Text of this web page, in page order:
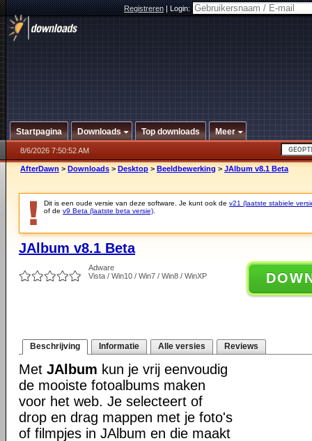
Registreren|Login:
Startpagina Downloads Top downloads Meer
8/6/2026 7:50:52 AM
AfterDawn > Downloads > Desktop > Beeldbewerking > JAlbum v8.1 Beta
Dit is een oude versie van deze software. Je kunt ook de v21 (laatste stabiele
of de v9 Beta (laatste beta versie)
JAlbum v8.1 Beta
Adware
Vista / Win10 / Win7 / Win8 / WinXP
Beschrijving Informatie Alle versies Reviews
Met JAlbum kun je vrij eenvoudig
de mooiste fotoalbums maken
voor het web. Je selecteert of
drop en drag mappen met je foto's
of filmpjes in JAlbum en die maakt